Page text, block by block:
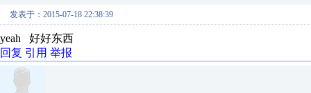
发表于：2015-07-18 22:38:39
yeah 好好东西
回复 引用 举报